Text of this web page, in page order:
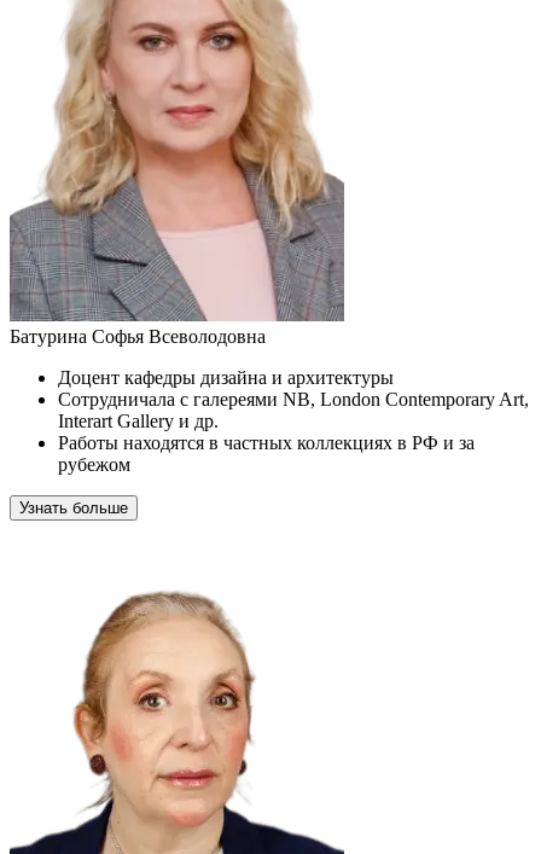
Батурина Софья Всеволодовна
Доцент кафедры дизайна и архитектуры
Сотрудничала с галереями NB, London Contemporary Art,
Interart Gallery и др.
Работы находятся в частных коллекциях в РФ и за
рубежом
Узнать больше